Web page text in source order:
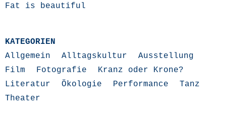
Fat is beautiful
KATEGORIEN
Allgemein
Alltagskultur
Ausstellung
Film
Fotografie
Kranz oder Krone?
Literatur
Ökologie Performance
Tanz
Theater